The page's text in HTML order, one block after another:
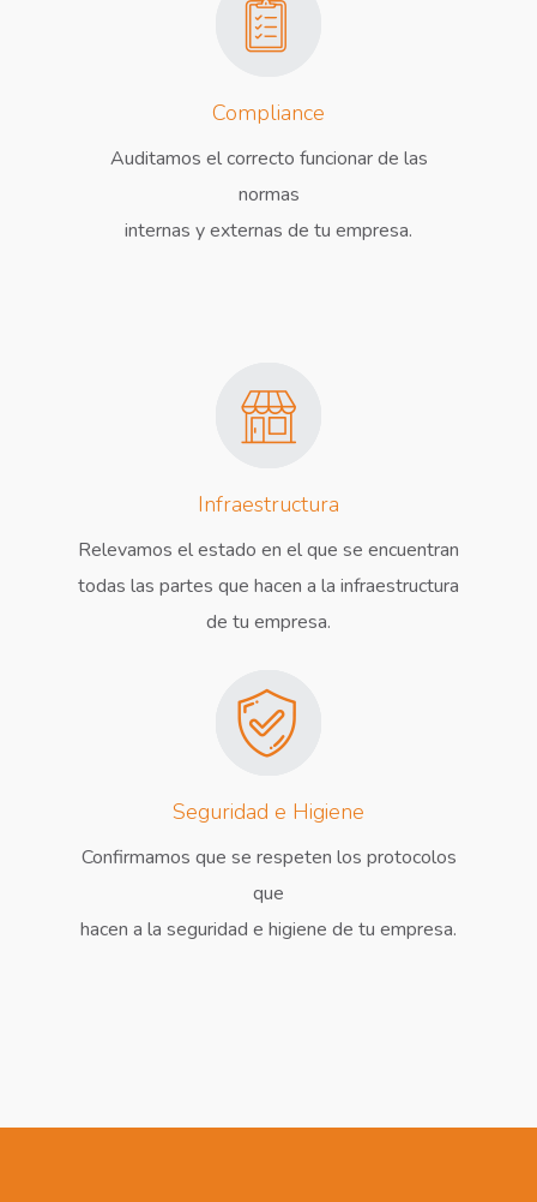
Compliance
Auditamos el correcto funcionar de las
normas
internas y externas de tu empresa.
Infraestructura
Relevamos el estado en el que se encuentran
todas las partes que hacen a la infraestructura
de tu empresa.
Seguridad e Higiene
Confirmamos que se respeten los protocolos
que
hacen a la seguridad e higiene de tu empresa.